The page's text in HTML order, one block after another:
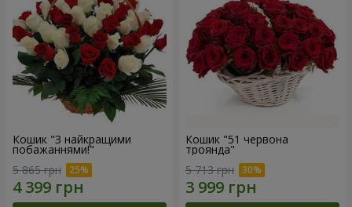
Кошик "З найкращими
побажаннями!"
5 865 грн
Кошик "51 червона
троянда"
5 713 грн